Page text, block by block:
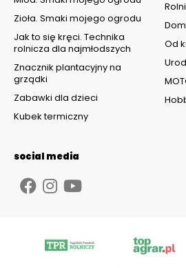
Od
Zioła. Smaki mojego ogrodu
Jak to się kręci. Technika
rolnicza dla najmłodszych
Znacznik plantacyjny na
grządki
Zabawki dla dzieci
Kubek termiczny
social media